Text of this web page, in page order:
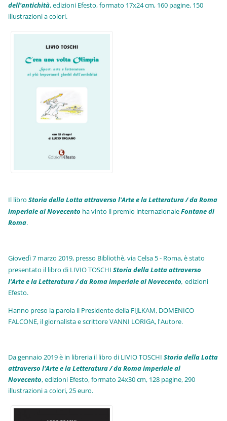
dell'antichità,edizioni Efesto, formato 17x24 cm, 160 pagine, 150
illustrazioni a colori.
Il libroStoria della Lotta attraverso l'Arte e la Letteratura / da Roma
imperiale al Novecento ha vinto il premio internazionaleFontane di
Roma.
Giovedì 7 marzo 2019, presso Bibliothè, via Celsa 5 - Roma, è stato
presentato il libro di LIVIO TOSCHIStoria della Lotta attraverso
l'Arte e la Letteratura / da Roma imperiale al Novecento, edizioni
Efesto.
Hanno preso la parola il Presidente della FIJLKAM, DOMENICO
FALCONE, il giornalista e scrittore VANNI LORIGA, l'Autore.
Da gennaio 2019 è in libreria il libro di LIVIO TOSCHIStoria della Lotta
attraverso l'Arte e la Letteratura / da Roma imperiale al
Novecento, edizioni Efesto, formato 24x30 cm, 128 pagine, 290
illustrazioni a colori, 25 euro.